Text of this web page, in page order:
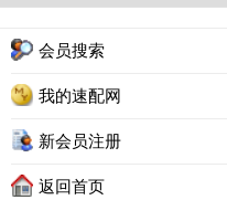
会员搜索
我的速配网
新会员注册
返回首页